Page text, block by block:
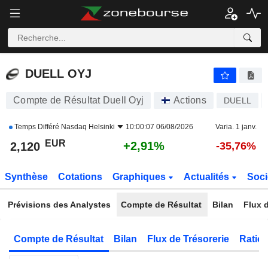
DUELL OYJ
DUELL OYJ
Compte de Résultat Duell Oyj Actions DUELL
Temps Différé Nasdaq Helsinki 10:00:07 06/08/2026 Varia. 1 janv.
2,120 EUR +2,91% -35,76%
Synthèse Cotations Graphiques Actualités
Prévisions des Analystes Compte de Résultat Bilan Flux
Compte de Résultat Bilan Flux de Trésorerie